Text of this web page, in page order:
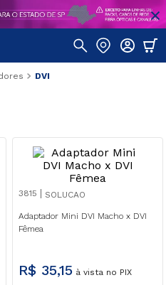
DVI
3815 SOLUCAO
Adaptador Mini DVI Macho x DVI
Fêmea
R$ 35,15 à vista no PIX